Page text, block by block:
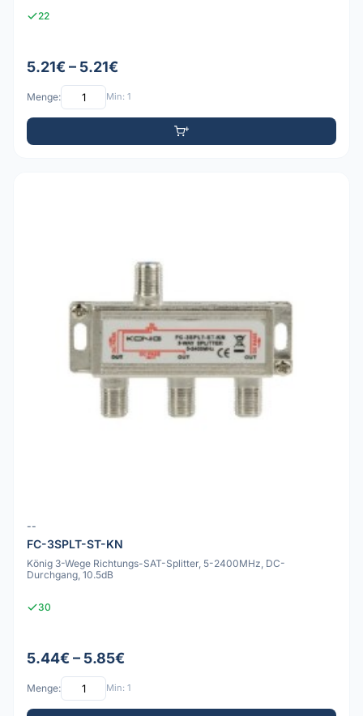
22
5.21€ – 5.21€
Menge: Min: 1
--
FC-3SPLT-ST-KN
König 3-Wege Richtungs-SAT-Splitter, 5-2400MHz, DC-
Durchgang, 10.5dB
30
5.44€ – 5.85€
Menge: Min: 1